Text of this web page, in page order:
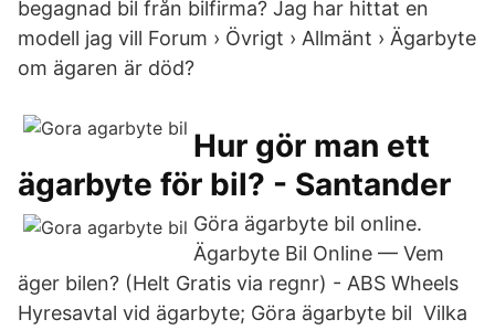
begagnad bil från bilfirma? Jag har hittat en
modell jag vill Forum › Övrigt › Allmänt › Ägarbyte
om ägaren är död?
Hur gör man ett
ägarbyte för bil? - Santander
Göra ägarbyte bil online.
Ägarbyte Bil Online — Vem
äger bilen? (Helt Gratis via regnr) - ABS Wheels
Hyresavtal vid ägarbyte; Göra ägarbyte bil Vilka